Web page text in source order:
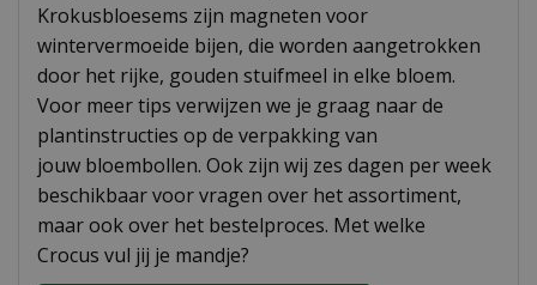
Krokusbloesems zijn magneten voor
wintervermoeide bijen, die worden aangetrokken
door het rijke, gouden stuifmeel in elke bloem.
Voor meer tips verwijzen we je graag naar de
plantinstructies op de verpakking van
jouw bloembollen. Ook zijn wij zes dagen per week
beschikbaar voor vragen over het assortiment,
maar ook over het bestelproces. Met welke
Crocus vul jij je mandje?